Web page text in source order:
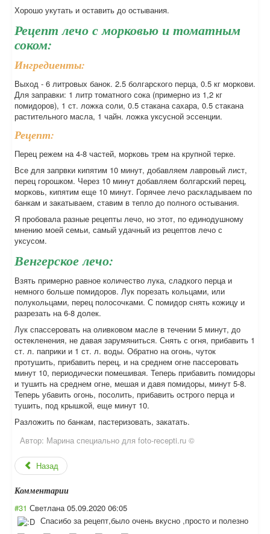
Хорошо укутать и оставить до остывания.
Рецепт лечо с морковью и томатным
соком:
Ингредиенты:
Выход - 6 литровых банок. 2.5 болгарского перца, 0.5 кг моркови.
Для заправки: 1 литр томатного сока (примерно из 1,2 кг
помидоров), 1 ст. ложка соли, 0.5 стакана сахара, 0.5 стакана
растительного масла, 1 чайн. ложка уксусной эссенции.
Рецепт:
Перец режем на 4-8 частей, морковь трем на крупной терке.
Все для запрвки кипятим 10 минут, добавляем лавровый лист,
перец горошком. Через 10 минут добавляем болгарский перец,
морковь, кипятим еще 10 минут. Горячее лечо раскладываем по
банкам и закатываем, ставим в тепло до полного остывания.
Я пробовала разные рецепты лечо, но этот, по единодушному
мнению моей семьи, самый удачный из рецептов лечо с
уксусом.
Венгерское лечо:
Взять примерно равное количество лука, сладкого перца и
немного больше помидоров. Лук порезать кольцами, или
полукольцами, перец полосочками. С помидор снять кожицу и
разрезать на 6-8 долек.
Лук спассеровать на оливковом масле в течении 5 минут, до
остекленения, не давая зарумяниться. Снять с огня, прибавить 1
ст. л. паприки и 1 ст. л. воды. Обратно на огонь, чуток
протушить, прибавить перец, и на среднем огне пассеровать
минут 10, периодически помешивая. Теперь прибавить помидоры
и тушить на среднем огне, мешая и давя помидоры, минут 5-8.
Теперь убавить огонь, посолить, прибавить острого перца и
тушить, под крышкой, еще минут 10.
Разложить по банкам, пастеризовать, закатать.
Автор: Марина специально для foto-recepti.ru ©
Назад
Комментарии
#31 Светлана 05.09.2020 06:05
Спасибо за рецепт,было очень вкусно ,просто и полезно